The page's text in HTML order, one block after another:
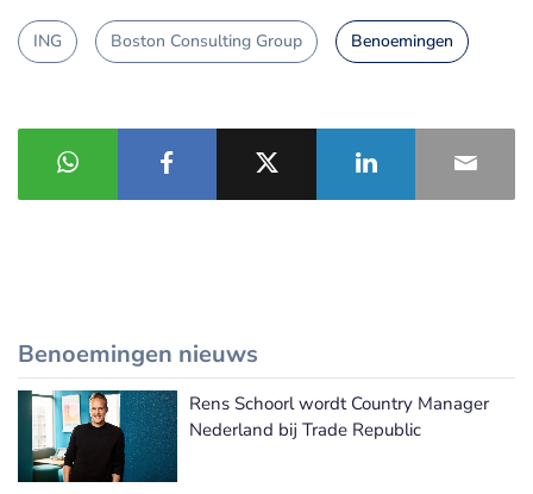
ING Boston Consulting Group Benoemingen
Benoemingen nieuws
Meer Benoemingen nieuws
Rens Schoorl wordt Country Manager
Nederland bij Trade Republic